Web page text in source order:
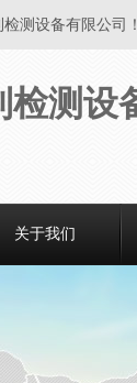
测设备有限公司！
关于我们